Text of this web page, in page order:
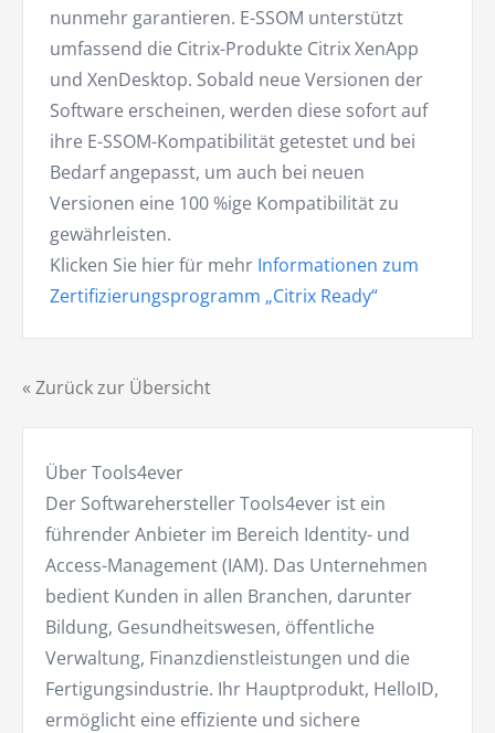
« Zurück zur Übersicht
Über Tools4ever
Der Softwarehersteller Tools4ever ist ein
führender Anbieter im Bereich Identity- und
Access-Management (IAM). Das Unternehmen
bedient Kunden in allen Branchen, darunter
Bildung, Gesundheitswesen, öffentliche
Verwaltung, Finanzdienstleistungen und die
Fertigungsindustrie. Ihr Hauptprodukt, HelloID,
ermöglicht eine effiziente und sichere
nunmehr garantieren. E-SSOM unterstützt
umfassend die Citrix-Produkte Citrix XenApp
und XenDesktop. Sobald neue Versionen der
Software erscheinen, werden diese sofort auf
ihre E-SSOM-Kompatibilität getestet und bei
Bedarf angepasst, um auch bei neuen
Versionen eine 100 %ige Kompatibilität zu
gewährleisten.
Klicken Sie hier für mehr Informationen zum
Zertifizierungsprogramm „Citrix Ready“